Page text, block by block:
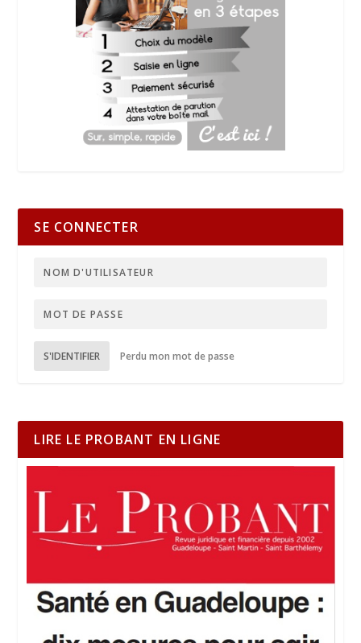
SE CONNECTER
S'IDENTIFIER Perdu mon mot de passe
LIRE LE PROBANT EN LIGNE